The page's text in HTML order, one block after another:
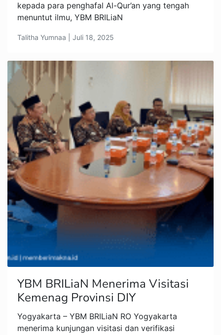
kepada para penghafal Al-Qur’an yang tengah
menuntut ilmu, YBM BRILiaN
Talitha Yumnaa | Juli 18, 2025
YBM BRILiaN Menerima Visitasi
Kemenag Provinsi DIY
Yogyakarta – YBM BRILiaN RO Yogyakarta
menerima kunjungan visitasi dan verifikasi